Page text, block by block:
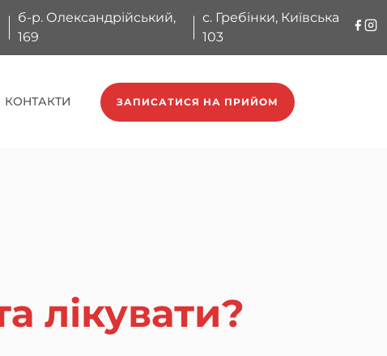
б-р. Олександрійський,
169
с. Гребінки, Київська
103
КОНТАКТИ ЗАПИСАТИСЯ НА ПРИЙОМ
лікувати?